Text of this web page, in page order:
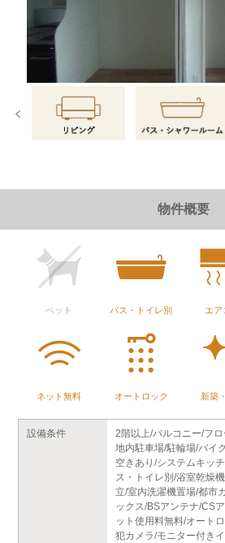
物件情報に戻る
物件概要
ペット バス・トイレ別 エア
ネット無料 オートロック 新築
設備条件
2階以上/バルコニー/フ
地内駐車場/駐輪場/バイ
空きあり/システムキッ
ス・トイレ別/浴室乾燥
立/室内洗濯機置場/都市
ックス/BSアンテナ/CS
ット使用料無料/オート
犯カメラ/モニター付き